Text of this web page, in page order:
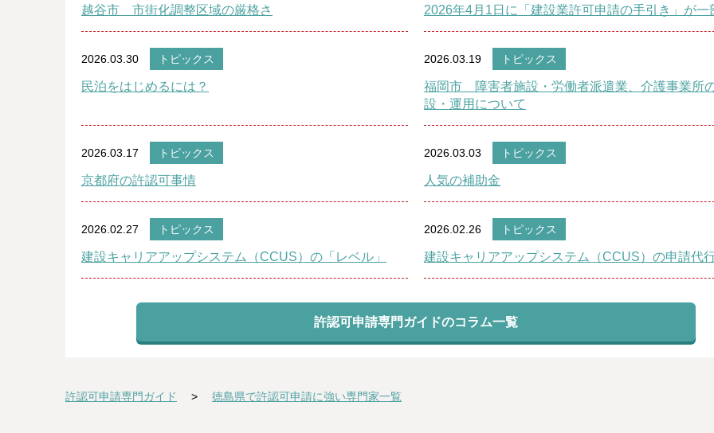
越谷市 市街化調整区域の厳格さ 2026年4月1日に「建設業許可申請の手引き」が一
2026.03.30 トピックス
民泊をはじめるには？
2026.03.19 トピックス
福岡市 障害者施設・労働者派遣業、介護事業所
設・運用について
2026.03.17 トピックス
京都府の許認可事情
2026.03.03 トピックス
人気の補助金
2026.02.27 トピックス
建設キャリアアップシステム（CCUS）の「レベル」
2026.02.26 トピックス
建設キャリアアップシステム（CCUS）の申請代
許認可申請専門ガイドのコラム一覧
許認可申請専門ガイド 徳島県で許認可申請に強い専門家一覧